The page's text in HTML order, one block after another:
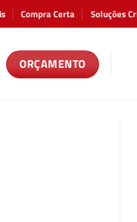
Compra Certa Soluções
ORÇAMENTO